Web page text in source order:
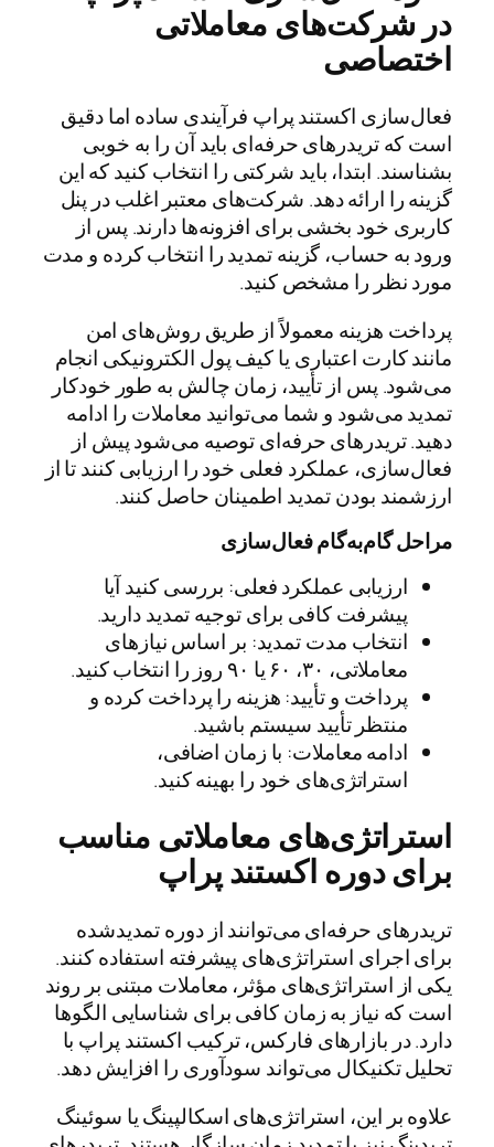
در شرکت‌های معاملاتی
اختصاصی
فعال‌سازی اکستند پراپ فرآیندی ساده اما دقیق
است که تریدرهای حرفه‌ای باید آن را به خوبی
بشناسند. ابتدا، باید شرکتی را انتخاب کنید که این
گزینه را ارائه دهد. شرکت‌های معتبر اغلب در پنل
کاربری خود بخشی برای افزونه‌ها دارند. پس از
ورود به حساب، گزینه تمدید را انتخاب کرده و مدت
مورد نظر را مشخص کنید.
پرداخت هزینه معمولاً از طریق روش‌های امن
مانند کارت اعتباری یا کیف پول الکترونیکی انجام
می‌شود. پس از تأیید، زمان چالش به طور خودکار
تمدید می‌شود و شما می‌توانید معاملات را ادامه
دهید. تریدرهای حرفه‌ای توصیه می‌شود پیش از
فعال‌سازی، عملکرد فعلی خود را ارزیابی کنند تا از
ارزشمند بودن تمدید اطمینان حاصل کنند.
مراحل گام‌به‌گام فعال‌سازی
ارزیابی عملکرد فعلی: بررسی کنید آیا
پیشرفت کافی برای توجیه تمدید دارید.
انتخاب مدت تمدید: بر اساس نیازهای
معاملاتی، ۳۰، ۶۰ یا ۹۰ روز را انتخاب کنید.
پرداخت و تأیید: هزینه را پرداخت کرده و
منتظر تأیید سیستم باشید.
ادامه معاملات: با زمان اضافی،
استراتژی‌های خود را بهینه کنید.
استراتژی‌های معاملاتی مناسب
برای دوره اکستند پراپ
تریدرهای حرفه‌ای می‌توانند از دوره تمدید‌شده
برای اجرای استراتژی‌های پیشرفته استفاده کنند.
یکی از استراتژی‌های مؤثر، معاملات مبتنی بر روند
است که نیاز به زمان کافی برای شناسایی الگوها
دارد. در بازارهای فارکس، ترکیب اکستند پراپ با
تحلیل تکنیکال می‌تواند سودآوری را افزایش دهد.
علاوه بر این، استراتژی‌های اسکالپینگ یا سوئینگ